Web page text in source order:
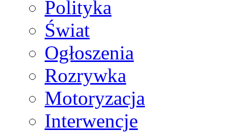
Polityka
Świat
Ogłoszenia
Rozrywka
Motoryzacja
Interwencje